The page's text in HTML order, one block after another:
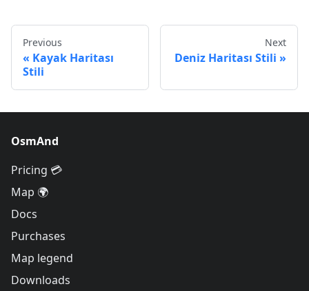
Previous
Kayak Haritası
Stili
Next
Deniz Haritası Stili
OsmAnd
Pricing 💳
Map 🌍
Docs
Purchases
Map legend
Downloads